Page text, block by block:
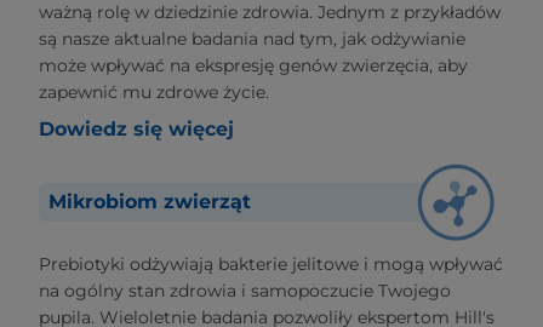
ważną rolę w dziedzinie zdrowia. Jednym z przykładów
są nasze aktualne badania nad tym, jak odżywianie
może wpływać na ekspresję genów zwierzęcia, aby
zapewnić mu zdrowe życie.
Dowiedz się więcej
Mikrobiom zwierząt
Prebiotyki odżywiają bakterie jelitowe i mogą wpływać
na ogólny stan zdrowia i samopoczucie Twojego
pupila. Wieloletnie badania pozwoliły ekspertom Hill's